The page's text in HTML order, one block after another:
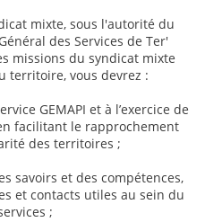
mixte, sous l'autorité du
des Services de Ter'
missions du syndicat mixte
territoire, vous devrez :
GEMAPI et à l’exercice de
facilitant le rapprochement
des territoires ;
savoirs et des compétences,
et contacts utiles au sein du
;